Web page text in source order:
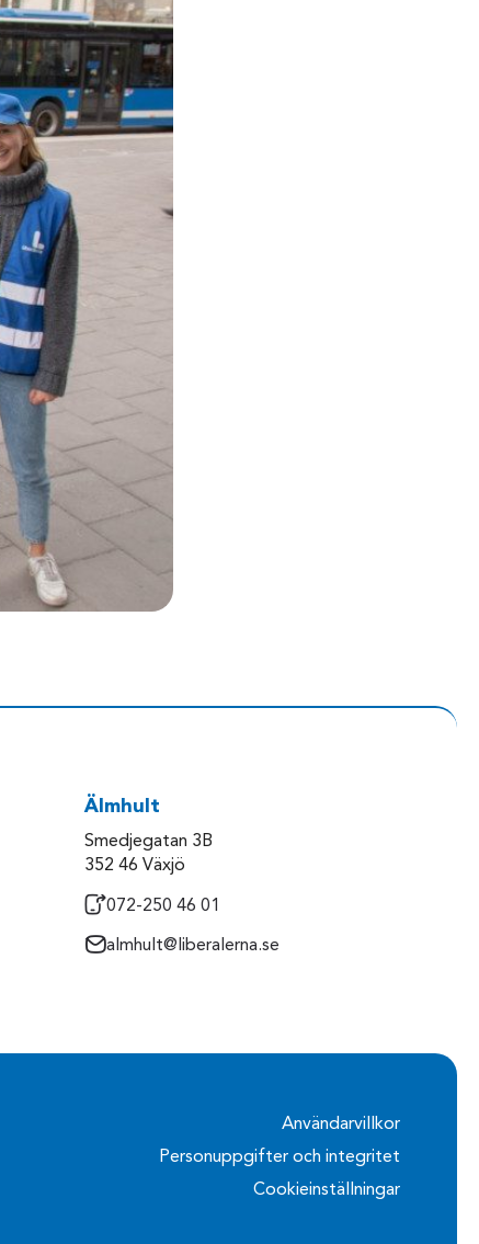
Älmhult
Smedjegatan 3B
352 46 Växjö
072-250 46 01
almhult@liberalerna.se
Användarvillkor
Personuppgifter och integritet
Cookieinställningar